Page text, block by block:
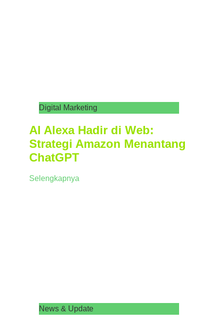
Digital Marketing
AI Alexa Hadir di Web:
Strategi Amazon Menantang
ChatGPT
Selengkapnya
News & Update